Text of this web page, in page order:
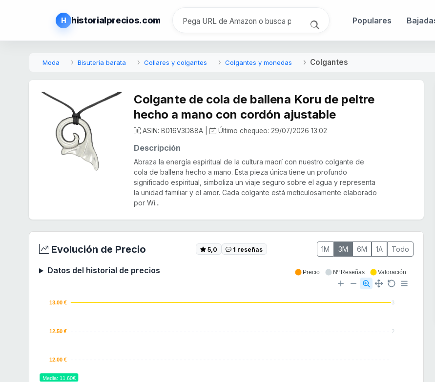
H historialprecios.com Populares
Moda Bisutería barata Collares y colgantes Colgantes y monedas Colgantes
Colgante de cola de ballena Koru de peltre
hecho a mano con cordón ajustable
ASIN: B016V3D88A | Último chequeo: 29/07/2026 13:02
Descripción
Abraza la energía espiritual de la cultura maorí con nuestro colgante de
cola de ballena hecho a mano. Esta pieza única tiene un profundo
significado espiritual, simboliza un viaje seguro sobre el agua y representa
la unidad familiar y el amor. Cada colgante está meticulosamente elaborado
por Wi...
Evolución de Precio 5,0 1 reseñas 1M 3M 6M 1A Todo
Datos del historial de precios
3
2
13.00 €
12.50 €
12.00 €
Media: 11.60€
Precio Nº Reseñas Valoración